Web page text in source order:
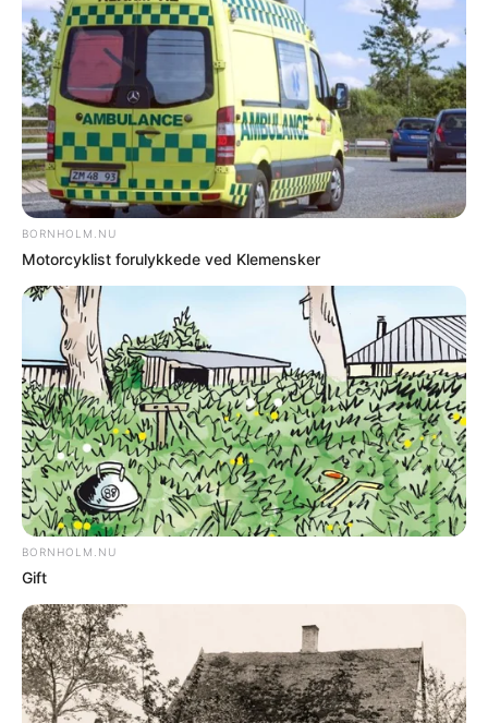
BORNHOLM – LAG Bornholm hilser
regeringens planer om at styrke den
kollektive transport og udvikle nye
mobilitetsløsninger i landdistrikterne
velkommen.
DEL Print
Foreningen peger på, at bedre
transportmuligheder er afgørende for
bosætning, erhvervsudvikling og
hverdagen i landdistrikterne. Samtidig ser
LAG Bornholm positivt på, at der lægges op
til at understøtte nye og fleksible